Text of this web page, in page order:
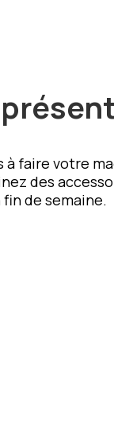
à faire votre
des
de semaine.